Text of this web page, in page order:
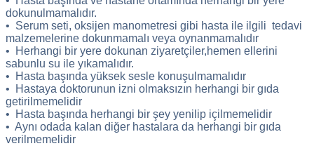
dokunulmamalıdır.
• Serum seti, oksijen manometresi gibi hasta ile ilgili tedavi
malzemelerine dokunmamalı veya oynanmamalıdır
• Herhangi bir yere dokunan ziyaretçiler,hemen ellerini
sabunlu su ile yıkamalıdır.
• Hasta başında yüksek sesle konuşulmamalıdır
• Hastaya doktorunun izni olmaksızın herhangi bir gıda
getirilmemelidir
• Hasta başında herhangi bir şey yenilip içilmemelidir
• Aynı odada kalan diğer hastalara da herhangi bir gıda
verilmemelidir